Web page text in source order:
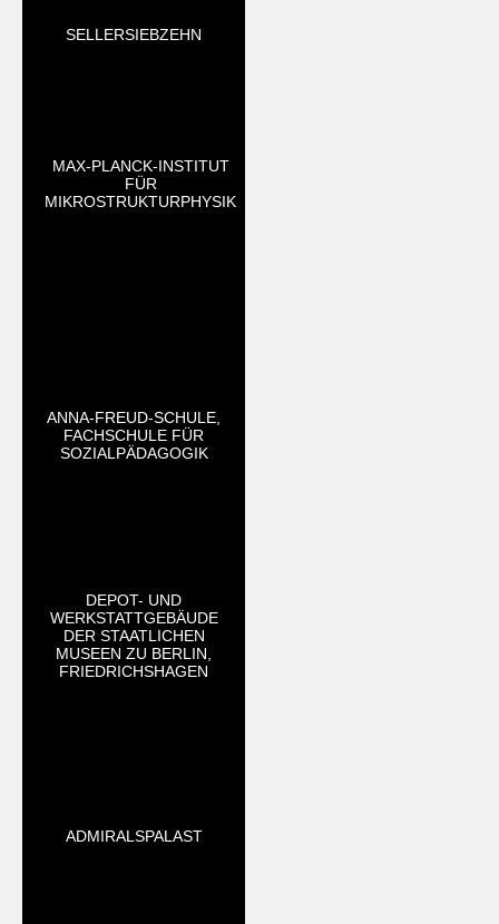
SELLERSIEBZEHN
MAX-PLANCK-INSTITUT
FÜR
MIKROSTRUKTURPHYSIK
ANNA-FREUD-SCHULE,
FACHSCHULE FÜR
SOZIALPÄDAGOGIK
DEPOT- UND
WERKSTATTGEBÄUDE
DER STAATLICHEN
MUSEEN ZU BERLIN,
FRIEDRICHSHAGEN
ADMIRALSPALAST